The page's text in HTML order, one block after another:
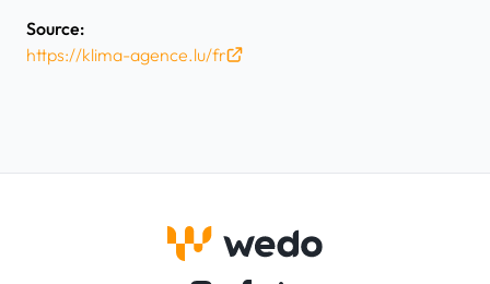
Source:
https://klima-agence.lu/fr